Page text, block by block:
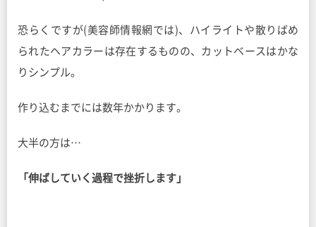
恐らくですが(美容師情報網では)、ハイライトや散りばめ
られたヘアカラーは存在するものの、カットベースはかな
りシンプル。
作り込むまでには数年かかります。
大半の方は…
「伸ばしていく過程で挫折します」